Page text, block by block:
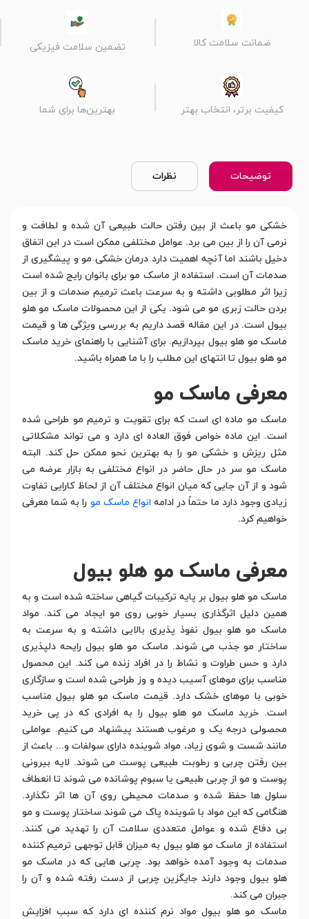
ضمانت سلامت کالا تضمین سلامت فیزیکی
کیفیت برتر، انتخاب بهتر بهترین‌ها برای شما
توضیحات نظرات
خشکی مو باعث از بین رفتن حالت طبیعی آن شده و لطافت و
نرمی آن را از بین می برد. عوامل مختلفی ممکن است در این اتفاق
دخیل باشند اما آنچه اهمیت دارد درمان خشکی مو و پیشگیری از
صدمات آن است. استفاده از ماسک مو برای بانوان رایج شده است
زیرا اثر مطلوبی داشته و به سرعت باعث ترمیم صدمات و از بین
بردن حالت زبری مو می شود. یکی از این محصولات ماسک مو هلو
بیول است. در این مقاله قصد داریم به بررسی ویژگی ها و قیمت
ماسک مو هلو بیول بپردازیم. برای آشنایی با راهنمای خرید ماسک
مو هلو بیول تا انتهای این مطلب را با ما همراه باشید.
معرفی ماسک مو
ماسک مو ماده ای است که برای تقویت و ترمیم مو طراحی شده
است. این ماده خواص فوق العاده ای دارد و می تواند مشکلاتی
مثل ریزش و خشکی مو را به بهترین نحو ممکن حل کند. البته
ماسک مو سر در حال حاضر در انواع مختلفی به بازار عرضه می
شود و از آن جایی که میان انواع مختلف آن از لحاظ کارایی تفاوت
زیادی وجود دارد ما حتماً در ادامه انواع ماسک مو را به شما معرفی
خواهیم کرد.
معرفی ماسک مو هلو بیول
ماسک مو هلو بیول بر پایه ترکیبات گیاهی ساخته شده است و به
همین دلیل اثرگذاری بسیار خوبی روی مو ایجاد می کند. مواد
ماسک مو هلو بیول نفوذ پذیری بالایی داشته و به سرعت به
ساختار مو جذب می شوند. ماسک مو هلو بیول رایحه دلپذیری
دارد و حس طراوت و نشاط را در افراد زنده می کند. این محصول
مناسب برای موهای آسیب دیده و وز طراحی شده است و سازگاری
خوبی با موهای خشک دارد. قیمت ماسک مو هلو بیول مناسب
است. خرید ماسک مو هلو بیول را به افرادی که در پی خرید
محصولی درجه یک و مرغوب هستند پیشنهاد می کنیم. عواملی
مانند شست و شوی زیاد، مواد شوینده دارای سولفات و... باعث از
بین رفتن چربی و رطوبت طبیعی پوست می شوند. لایه بیرونی
پوست و مو از چربی طبیعی یا سبوم پوشانده می شوند تا انعطاف
سلول ها حفظ شده و صدمات محیطی روی آن ها اثر نگذارد.
هنگامی که این مواد با شوینده پاک می شوند ساختار پوست و مو
بی دفاع شده و عوامل متعددی سلامت آن را تهدید می کنند.
استفاده از ماسک مو هلو بیول به میزان قابل توجهی ترمیم کننده
صدمات به وجود آمده خواهد بود. چربی هایی که در ماسک مو
هلو بیول وجود دارند جایگزین چربی از دست رفته شده و آن را
جبران می کند.
ماسک مو هلو بیول مواد نرم کننده ای دارد که سبب افزایش